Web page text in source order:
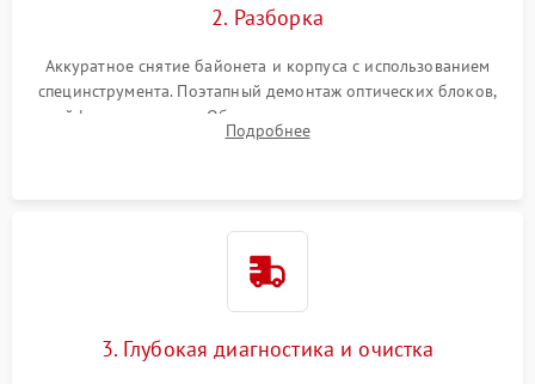
2. Разборка
Аккуратное снятие байонета и корпуса с использованием
специнструмента. Поэтапный демонтаж оптических блоков,
шлейфов и приводов. Обязательная маркировка положения
линзовых групп для сохранения заводской центровки при
Подробнее
3. Глубокая диагностика и очистка